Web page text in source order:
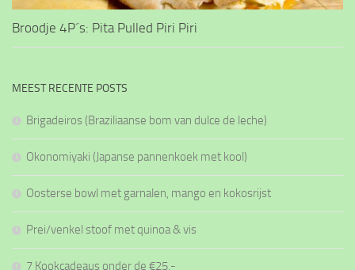
Broodje 4P´s: Pita Pulled Piri Piri
MEEST RECENTE POSTS
Brigadeiros (Braziliaanse bom van dulce de leche)
Okonomiyaki (Japanse pannenkoek met kool)
Oosterse bowl met garnalen, mango en kokosrijst
Prei/venkel stoof met quinoa & vis
7 Kookcadeaus onder de €25,-